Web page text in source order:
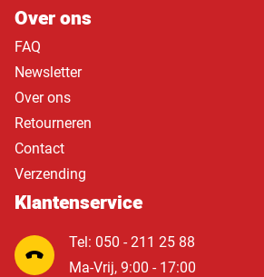
Over ons
FAQ
Newsletter
Over ons
Retourneren
Contact
Verzending
Klantenservice
Tel: 050 - 211 25 88
Ma-Vrij, 9:00 - 17:00